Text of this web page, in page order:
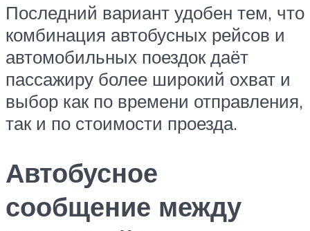
Последний вариант удобен тем, что
комбинация автобусных рейсов и
автомобильных поездок даёт
пассажиру более широкий охват и
выбор как по времени отправления,
так и по стоимости проезда.
Автобусное
сообщение между